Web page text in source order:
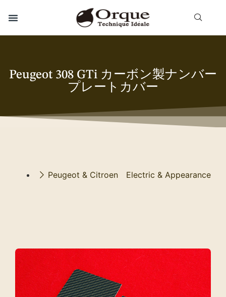
Peugeot 308 GTi カーボン製ナンバー
プレートカバー
Peugeot & Citroen Electric & Appearance